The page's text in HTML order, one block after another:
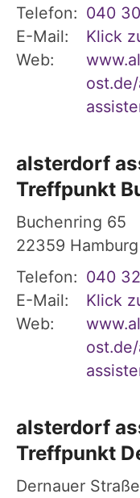
Telefon: 040
E-Mail:
Klick
Web:
alsterdorf
Treffpunkt
Buchenring 65
22359 Hamburg
Telefon: 040
E-Mail:
Klick
Web:
alsterdorf
Treffpunkt
Dernauer